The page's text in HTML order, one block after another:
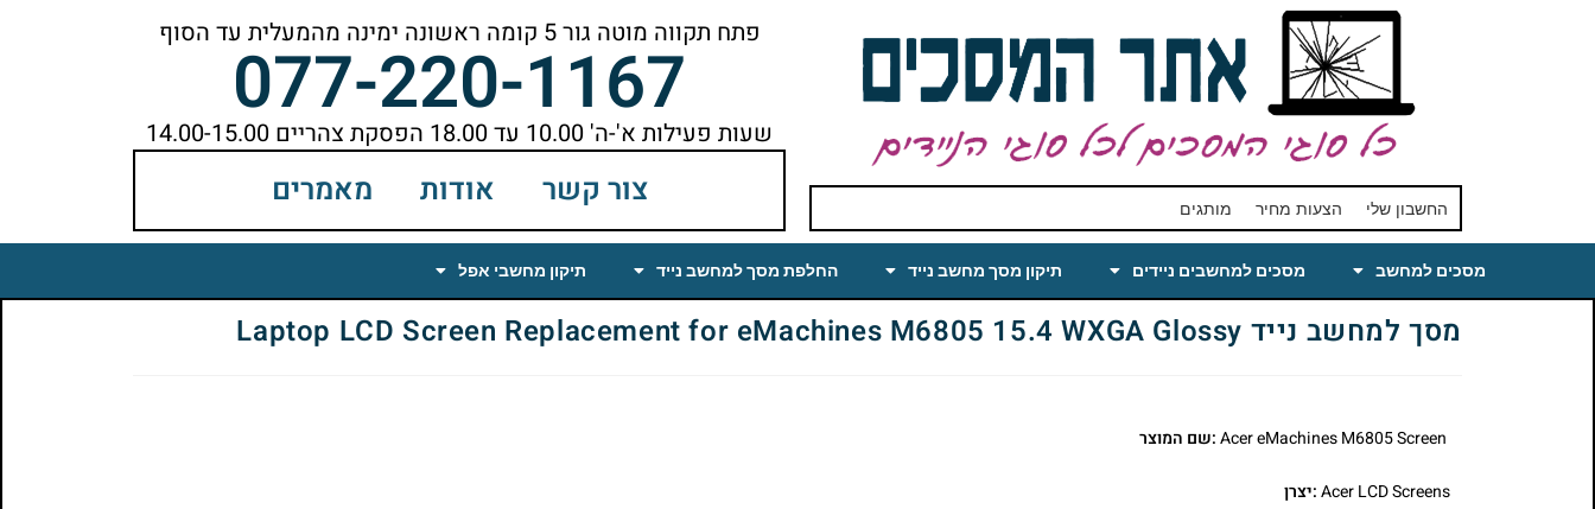
החשבון שלי הצעות מחיר מותגים
פתח תקווה מוטה גור 5 קומה ראשונה ימינה מהמעלית עד הסוף
077-220-1167שעות פעילות א'-ה' 10.00 עד 18.00 הפסקת צהריים 14.00-15.00
צור קשר אודות מאמרים
מסכים למחשב מסכים למחשבים ניידים תיקון מסך מחשב נייד החלפת מסך למחשב נייד תיקון מחשבי אפל
מסך למחשב נייד Laptop LCD Screen Replacement for eMachines M6805 15.4 WXGA Glossy
:שם המוצר
Acer LCD Screens:יצרן